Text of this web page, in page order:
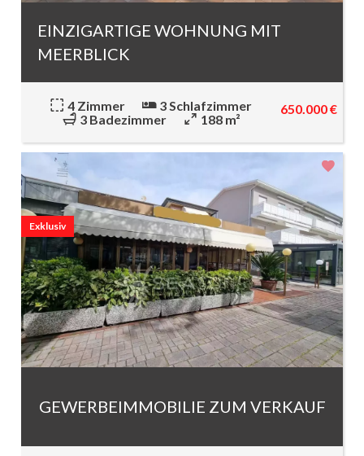
EINZIGARTIGE WOHNUNG MIT
MEERBLICK
4 Zimmer
3 Schlafzimmer
3 Badezimmer
188 m²
650.000 €
GEWERBEIMMOBILIE ZUM VERKAUF
Exklusiv